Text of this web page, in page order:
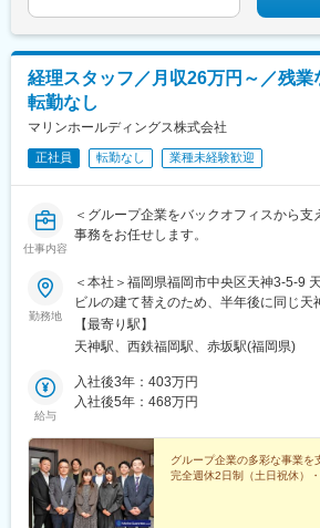
経理スタッフ／月収26万円～／残業
転勤なし
マリンホールディングス株式会社
正社員 転勤なし 業種未経験歓迎
仕事内容
＜グループ企業をバックオフィスから
事務をお任せします。
勤務地
＜本社＞福岡県福岡市中央区天神3-5-9
ビルの建て替えのため、半年後に同じ天
定。再来年には新しく綺麗になったマリ
クセス＞地下鉄空港線「天神駅」より徒
【最寄り駅】
天神駅、西鉄福岡駅、赤坂駅(福岡県)
給与
入社後3年：403万円
入社後5年：468万円
グループ企業の多彩な事業を
完全週休2日制（土日祝休）